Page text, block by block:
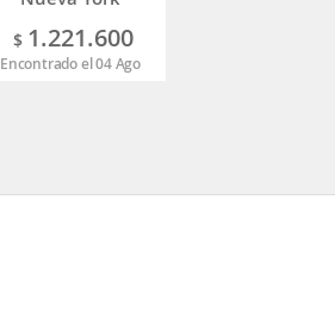
$ 1.221.600
Encontrado el 04 Ago